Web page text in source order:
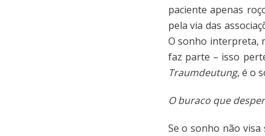
paciente apenas
pela via das
O sonho interpreta,
faz parte – isso
Traumdeutung, é o
O buraco que
Se o sonho não